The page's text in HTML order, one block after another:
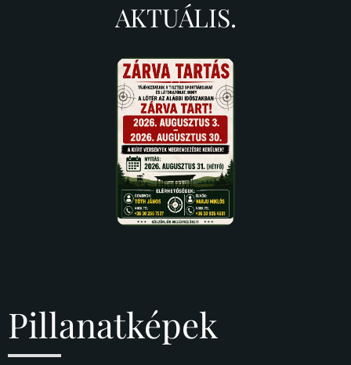
AKTUÁLIS.
Pillanatképek